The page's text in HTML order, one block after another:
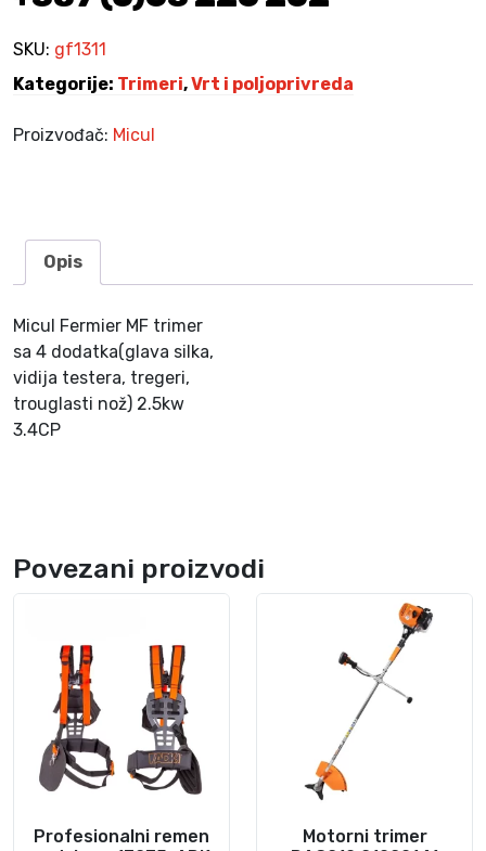
i
e
r
i
a
SKU: gf1311
Kategorije: Trimeri,Vrt i poljoprivreda
Proizvođač: Micul
Opis
Micul Fermier MF trimer
sa 4 dodatka(glava silka,
vidija testera, tregeri,
trouglasti nož) 2.5kw
3.4CP
Povezani proizvodi
Profesionalni remen
Motorni trimer